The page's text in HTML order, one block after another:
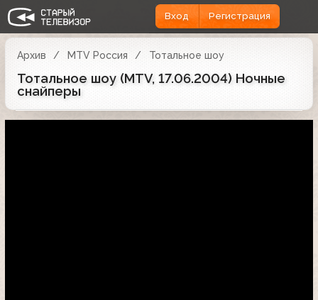
Вход Регистрация
Архив MTV Россия Тотальное шоу
Тотальное шоу (MTV, 17.06.2004) Ночные
снайперы